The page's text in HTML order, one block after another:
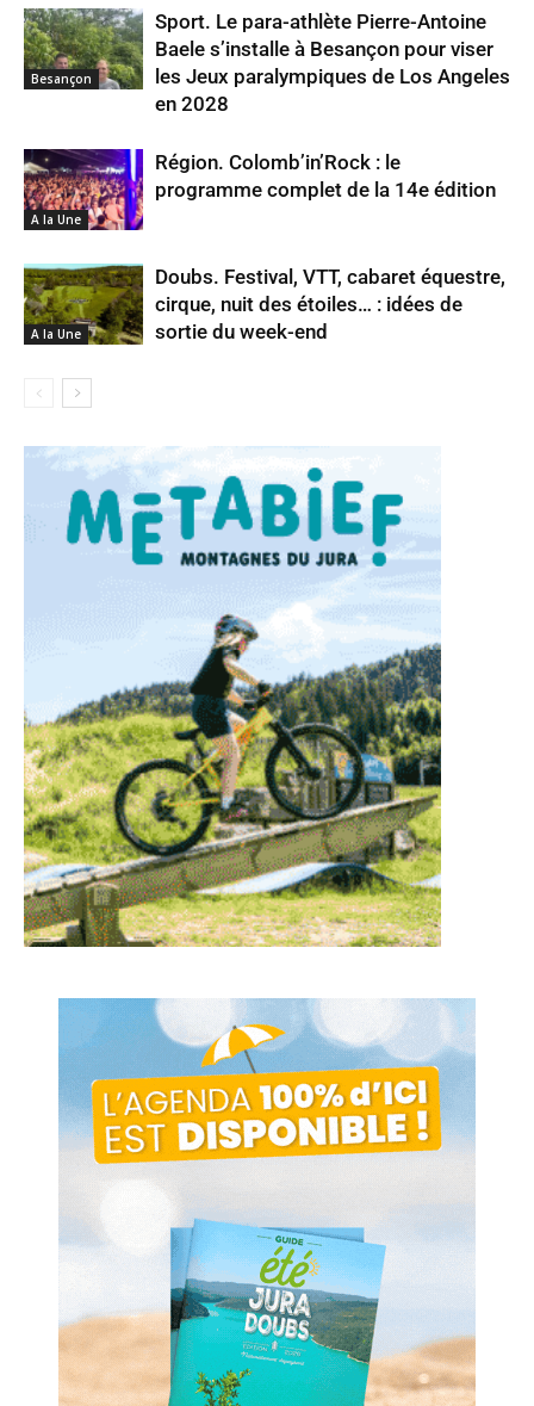
Besançon
Sport. Le para-athlète Pierre-Antoine
Baele s’installe à Besançon pour viser
les Jeux paralympiques de Los Angeles
en 2028
A la Une
Région. Colomb’in’Rock : le
programme complet de la 14e édition
A la Une
Doubs. Festival, VTT, cabaret équestre,
cirque, nuit des étoiles… : idées de
sortie du week-end